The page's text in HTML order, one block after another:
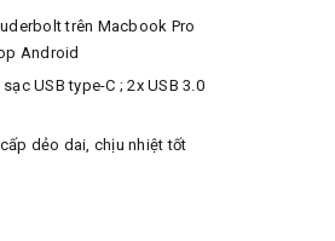
trên Macbook Pro
Android
USB type-C ; 2x USB 3.0
dẻo dai, chịu nhiệt tốt